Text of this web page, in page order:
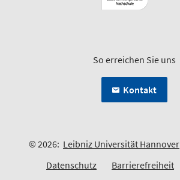
So erreichen Sie uns
Kontakt
© 2026: Leibniz Universität Hannover
Datenschutz
Barrierefreiheit